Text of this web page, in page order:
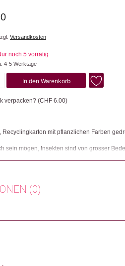
Versandkosten
noch 5 vorrätig
4-5 Werktage
In den Warenkorb
verpacken? (CHF 6.00)
Recyclingkarton mit pflanzlichen Farben
sein mögen, Insekten sind von grosser
sie jetzt auch bei dir zu Hause ihre
mit pflanzlichen Druckfarben
(0)